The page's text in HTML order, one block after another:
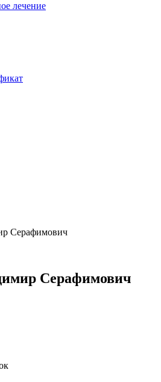
лечение
Серафимович
Серафимович